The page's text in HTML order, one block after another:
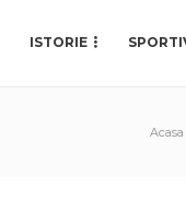
ISTORIE
Acasa